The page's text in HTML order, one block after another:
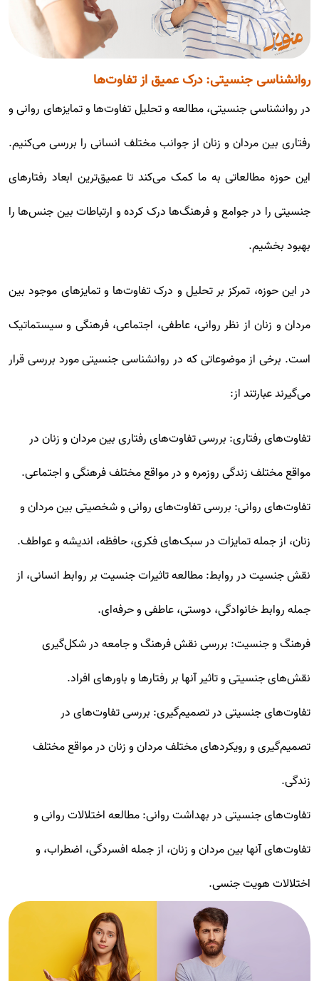
روانشناسی جنسیتی: درک عمیق از تفاوت‌ها
در روانشناسی جنسیتی، مطالعه و تحلیل تفاوت‌ها و تمایزهای روانی و
رفتاری بین مردان و زنان از جوانب مختلف انسانی را بررسی می‌کنیم.
این حوزه مطالعاتی به ما کمک می‌کند تا عمیق‌ترین ابعاد رفتارهای
جنسیتی را در جوامع و فرهنگ‌ها درک کرده و ارتباطات بین جنس‌ها را
بهبود بخشیم.
در این حوزه، تمرکز بر تحلیل و درک تفاوت‌ها و تمایزهای موجود بین
مردان و زنان از نظر روانی، عاطفی، اجتماعی، فرهنگی و سیستماتیک
است. برخی از موضوعاتی که در روانشناسی جنسیتی مورد بررسی قرار
می‌گیرند عبارتند از:
تفاوت‌های رفتاری: بررسی تفاوت‌های رفتاری بین مردان و زنان در
مواقع مختلف زندگی روزمره و در مواقع مختلف فرهنگی و اجتماعی.
تفاوت‌های روانی: بررسی تفاوت‌های روانی و شخصیتی بین مردان و
زنان، از جمله تمایزات در سبک‌های فکری، حافظه، اندیشه و عواطف.
نقش جنسیت در روابط: مطالعه تاثیرات جنسیت بر روابط انسانی، از
جمله روابط خانوادگی، دوستی، عاطفی و حرفه‌ای.
فرهنگ و جنسیت: بررسی نقش فرهنگ و جامعه در شکل‌گیری
نقش‌های جنسیتی و تاثیر آنها بر رفتارها و باورهای افراد.
تفاوت‌های جنسیتی در تصمیم‌گیری: بررسی تفاوت‌های در
تصمیم‌گیری و رویکردهای مختلف مردان و زنان در مواقع مختلف
زندگی.
تفاوت‌های جنسیتی در بهداشت روانی: مطالعه اختلالات روانی و
تفاوت‌های آنها بین مردان و زنان، از جمله افسردگی، اضطراب، و
اختلالات هویت جنسی.